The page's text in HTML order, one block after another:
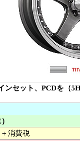
ンセット、PCDを（
消費税